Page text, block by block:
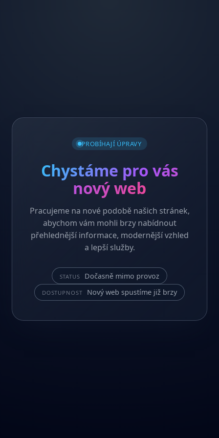
PROBÍHAJÍ ÚPRAVY
Chystáme pro vás
nový web
Pracujeme na nové podobě našich stránek,
abychom vám mohli brzy nabídnout
přehlednější informace, modernější vzhled
a lepší služby.
STATUS Dočasně mimo provoz
DOSTUPNOST Nový web spustíme již brzy